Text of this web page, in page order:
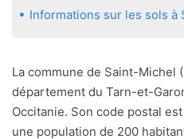
Informations sur les sols à
La commune de Saint-Michel
département du Tarn-et-
Occitanie. Son code postal
une population de 200